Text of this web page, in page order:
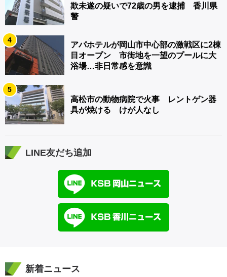
欺未遂の疑いで72歳の男を逮捕 香川県
警
4
アパホテルが岡山市中心部の激戦区に2棟
目オープン 市街地を一望のプールに大
浴場…非日常感を意識
5
高松市の動物病院で火事 レントゲン器
具が焼ける けが人なし
LINE友だち追加
新着ニュース